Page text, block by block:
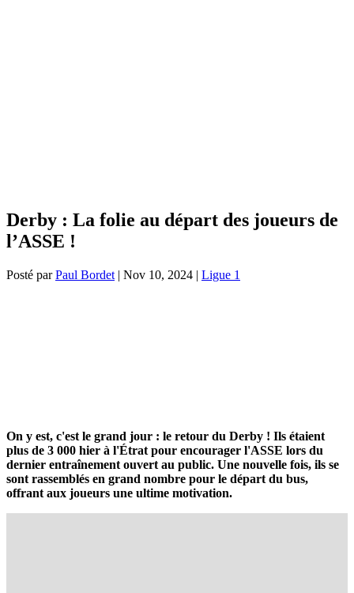
Derby : La folie au départ des joueurs de
l’ASSE !
Posté parPaul Bordet | Nov 10, 2024 | Ligue 1
On y est, c'est le grand jour : le retour du Derby ! Ils étaient
plus de 3 000 hier à l'Étrat pour encourager l'ASSE lors du
dernier entraînement ouvert au public. Une nouvelle fois, ils se
sont rassemblés en grand nombre pour le départ du bus,
offrant aux joueurs une ultime motivation.